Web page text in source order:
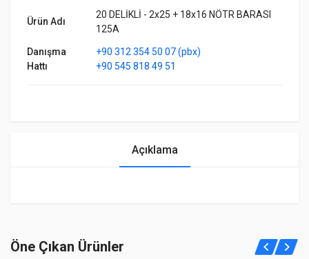
Ürün Adı
20 DELİKLİ - 2x25 + 18x16 NÖTR BARASI
125A
Danışma
Hattı
+90 312 354 50 07 (pbx)
+90 545 818 49 51
Açıklama
Öne Çıkan Ürünler